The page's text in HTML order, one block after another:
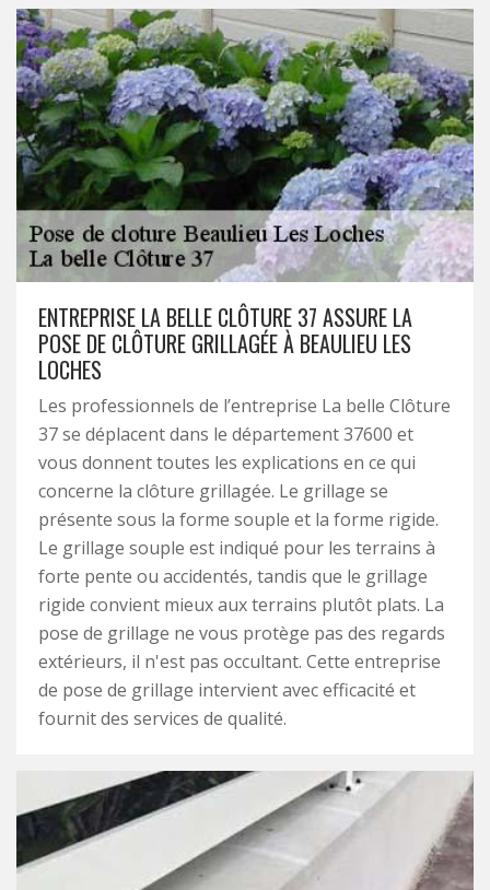
ENTREPRISE LA BELLE CLÔTURE 37 ASSURE LA
POSE DE CLÔTURE GRILLAGÉE À BEAULIEU LES
LOCHES
Les professionnels de l’entreprise La belle Clôture
37 se déplacent dans le département 37600 et
vous donnent toutes les explications en ce qui
concerne la clôture grillagée. Le grillage se
présente sous la forme souple et la forme rigide.
Le grillage souple est indiqué pour les terrains à
forte pente ou accidentés, tandis que le grillage
rigide convient mieux aux terrains plutôt plats. La
pose de grillage ne vous protège pas des regards
extérieurs, il n'est pas occultant. Cette entreprise
de pose de grillage intervient avec efficacité et
fournit des services de qualité.